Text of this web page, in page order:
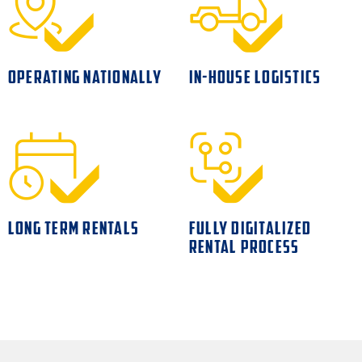
OPERATING NATIONALLY IN-HOUSE LOGISTICS
LONG TERM RENTALS FULLY DIGITALIZED
RENTAL PROCESS